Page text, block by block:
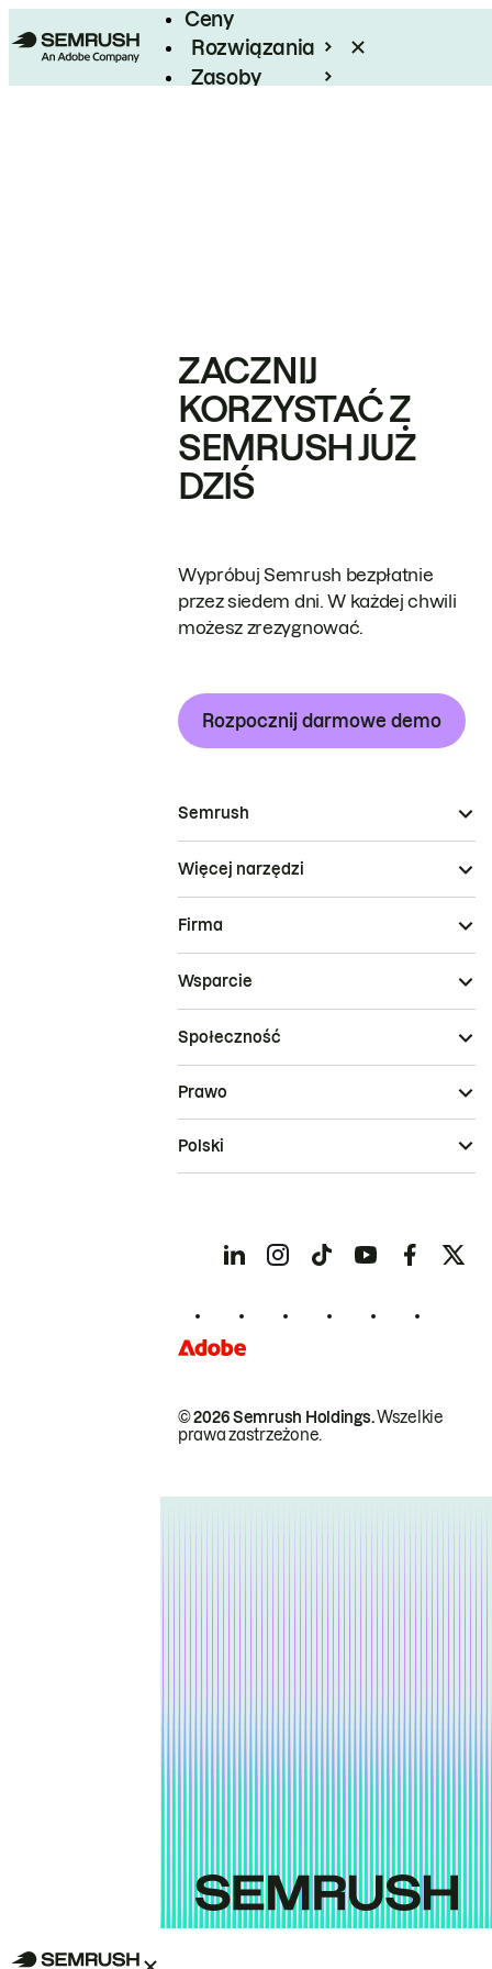
Ceny
Rozwiązania
Zasoby
ZACZNIJ
KORZYSTAĆ Z
SEMRUSH JUŻ
DZIŚ
Wypróbuj Semrush bezpłatnie
przez siedem dni. W każdej chwili
możesz zrezygnować.
Rozpocznij darmowe demo
Semrush
Więcej narzędzi
Firma
Wsparcie
Społeczność
© 2026 Semrush Holdings.Wszelkie
prawa zastrzeżone.
Prawo
Polski